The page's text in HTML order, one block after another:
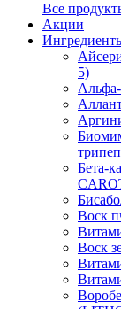
Все
Акции
5)
Бета-
Воск
Воск